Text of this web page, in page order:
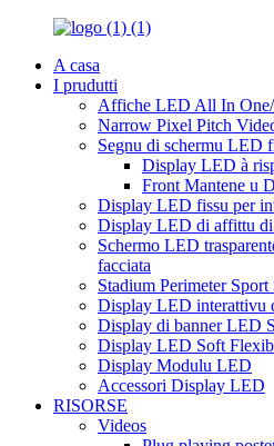
A casa
I prudutti
Affiche LED All In
Narrow Pixel Pitch
Segnu di schermu LED
Display LED à
Front Mantene u
Display LED fissu per
Display LED di affittu di
Schermo LED
facciata
Stadium Perimeter
Display LED interattivu
Display di banner LED
Display LED Soft
Display Modulu LED
Accessori Display LED
RISORSE
Videos